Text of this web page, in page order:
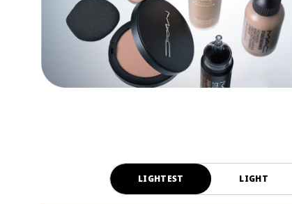
LIGHTEST LIGHT